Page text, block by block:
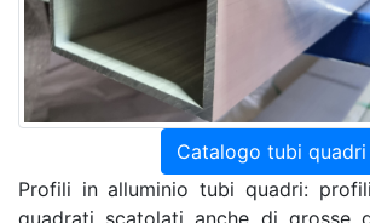
Catalogo tubi quadri
Profili in alluminio tubi quadri:
quadrati scatolati anche di grosse